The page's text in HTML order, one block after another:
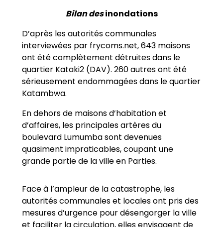
Bilan desinondations
D’après les autorités communales
interviewées par frycoms.net, 643 maisons
ont été complètement détruites dans le
quartier Kataki2 (DAV). 260 autres ont été
sérieusement endommagées dans le quartier
Katambwa.
En dehors de maisons d’habitation et
d’affaires, les principales artères du
boulevard Lumumba sont devenues
quasiment impraticables, coupant une
grande partie de la ville en Parties.
Face à l’ampleur de la catastrophe, les
autorités communales et locales ont pris des
mesures d’urgence pour désengorger la ville
et faciliter la circulation, elles envisagent de